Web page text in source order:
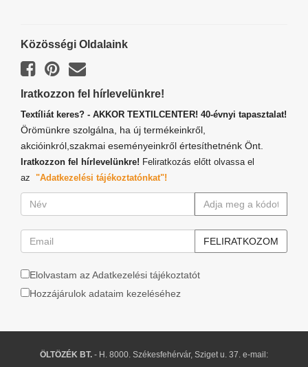
Közösségi Oldalaink
Iratkozzon fel hírlevelünkre!
Textíliát keres? - AKKOR TEXTILCENTER! 40-évnyi tapasztalat!
Örömünkre szolgálna, ha új termékeinkről,
akcióinkról,szakmai eseményeinkről értesíthetnénk Önt.
Iratkozzon fel hírlevelünkre! Feliratkozás előtt olvassa el
az "Adatkezelési tájékoztatónkat"!
Elolvastam az Adatkezelési tájékoztatót
Hozzájárulok adataim kezeléséhez
ÖLTÖZÉK BT. - H. 8000. Székesfehérvár, Sziget u. 37. e-mail: